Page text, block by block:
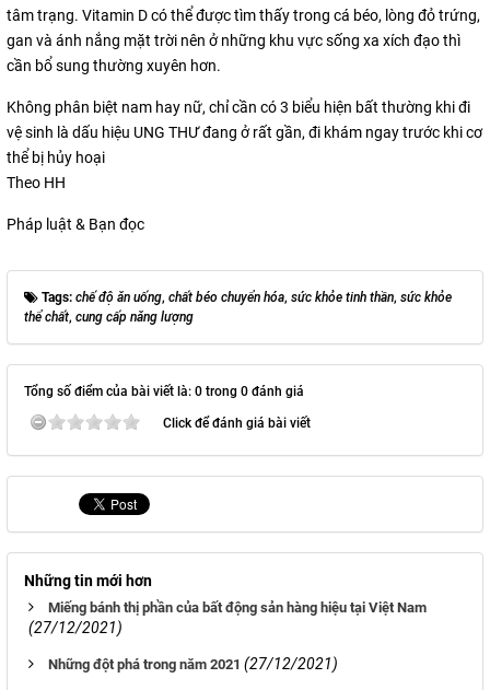
tâm trạng. Vitamin D có thể được tìm thấy trong cá béo, lòng đỏ trứng,
gan và ánh nắng mặt trời nên ở những khu vực sống xa xích đạo thì
cần bổ sung thường xuyên hơn.
Không phân biệt nam hay nữ, chỉ cần có 3 biểu hiện bất thường khi đi
vệ sinh là dấu hiệu UNG THƯ đang ở rất gần, đi khám ngay trước khi cơ
thể bị hủy hoại
Theo HH
Pháp luật & Bạn đọc
Tags: chế độ ăn uống, chất béo chuyển hóa, sức khỏe tinh thần, sức khỏe
thể chất, cung cấp năng lượng
Tổng số điểm của bài viết là: 0 trong 0 đánh giá
Click để đánh giá bài viết
Những tin mới hơn
Miếng bánh thị phần của bất động sản hàng hiệu tại Việt Nam
(27/12/2021)
Những đột phá trong năm 2021 (27/12/2021)